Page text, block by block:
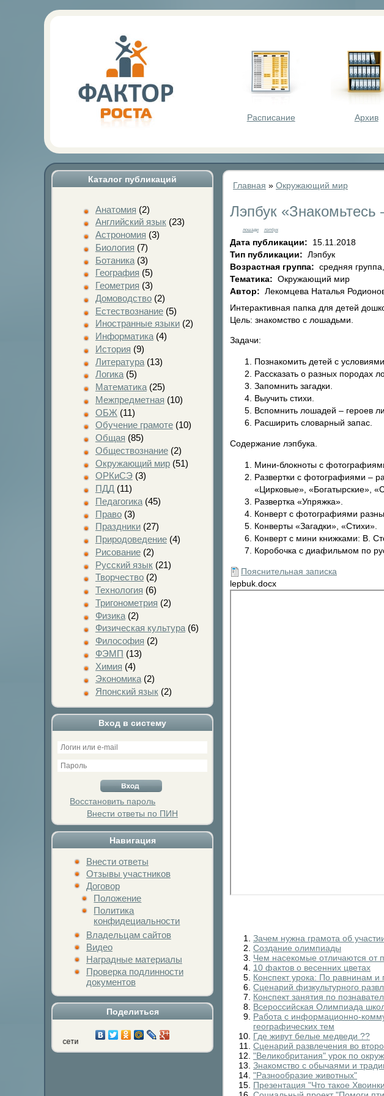
Расписание Архив
Каталог публикаций
Анатомия (2)
Английский язык(23)
Астрономия (3)
Биология (7)
Ботаника(3)
География (5)
Геометрия (3)
Домоводство(2)
Естествознание(5)
Иностранные языки(2)
Информатика(4)
История (9)
Литература(13)
Логика(5)
Математика(25)
Межпредметная (10)
ОБЖ (11)
Обучение грамоте(10)
Общая (85)
Обществознание(2)
Окружающий мир(51)
ОРКиСЭ(3)
ПДД (11)
Педагогика(45)
Право(3)
Праздники(27)
Природоведение(4)
Рисование(2)
Русский язык(21)
Творчество(2)
Технология (6)
Тригонометрия (2)
Физика(2)
Физическая культура(6)
Философия (2)
ФЭМП (13)
Химия (4)
Экономика(2)
Японский язык(2)
Вход в систему
Восстановить пароль
Внести ответы по ПИН
Навигация
Внести ответы
Отзывы участников
Договор
Положение
Политика
конфидециальности
Владельцам сайтов
Видео
Наградные материалы
Проверка подлинности
документов
Поделиться
Нажми на кнопку любимой социальной сети
Главная » Окружающий мир
Лэпбук «Знакомьтесь
лошади лэпбук
Дата публикации:
15.11.2018
Тип публикации: Лэпбук
Возрастная группа: средняя
Тематика: Окружающий мир
Автор: Лекомцева Наталья
Интерактивная папка для детей
Цель: знакомство с лошадьми.
Задачи:
Познакомить детей с
Рассказать о разных породах
Запомнить загадки.
Выучить стихи.
Вспомнить лошадей – героев
Расширить словарный запас.
Содержание лэпбука.
Мини-блокноты с
Развертки с фотографиями –
«Цирковые», «Богатырские»,
Развертка «Упряжка».
Конверт с фотографиями
Конверты «Загадки», «Стихи».
Конверт с мини книжками: В.
Коробочка с диафильмом по
Пояснительная записка
lepbuk.docx
Зачем нужна грамота об
Создание олимпиады
Чем насекомые отличаются от
10 фактов о весенних цветах
Конспект урока: По равнинам и
Сценарий физкультурного
Конспект занятия по
Всероссийская Олимпиада
Работа с информационно-
географических тем
Где живут белые медведи ??
Сценарий развлечения во
"Великобритания" урок по
Знакомство с обычаями и
"Разнообразие животных"
Презентация "Что такое